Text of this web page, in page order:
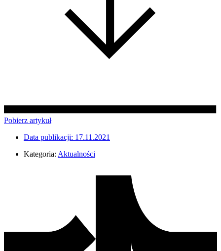
Pobierz artykuł
Data publikacji: 17.11.2021
Kategoria: Aktualności